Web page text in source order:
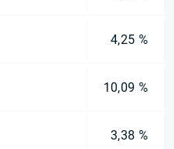
4,25 %
10,09 %
3,38 %